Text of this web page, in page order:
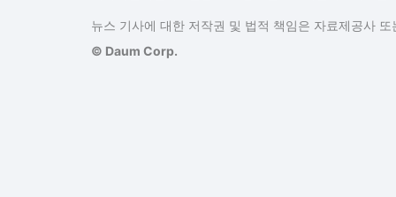
뉴스 기사에 대한 저작권 및 법적 책임은 자료제공사
© Daum Corp.